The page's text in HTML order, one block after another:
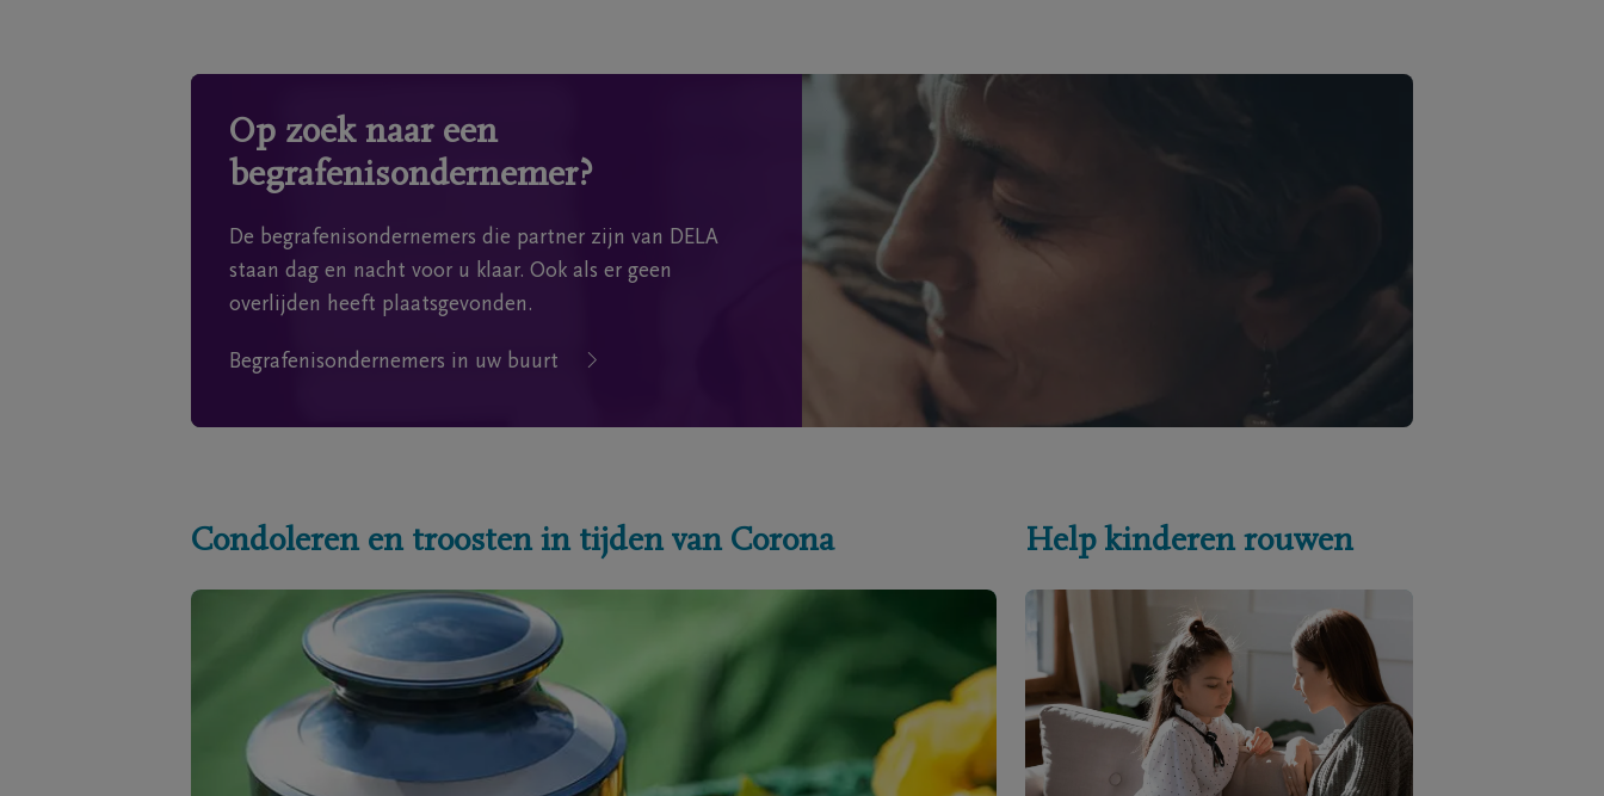
Op zoek naar een
begrafenisondernemer?
De begrafenisondernemers die partner zijn van DELA
staan dag en nacht voor u klaar. Ook als er geen
overlijden heeft plaatsgevonden.
Begrafenisondernemers in uw buurt
Condoleren en troosten in tijden van Corona Help kinderen rouwen